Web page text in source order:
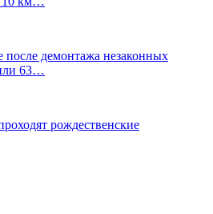
после демонтажа незаконных
63…
рождественские